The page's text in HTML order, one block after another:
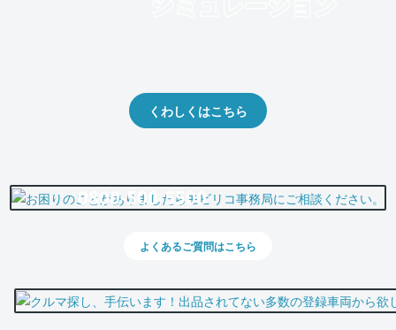
くわしくはこちら
0800-500-5500
よくあるご質問はこちら